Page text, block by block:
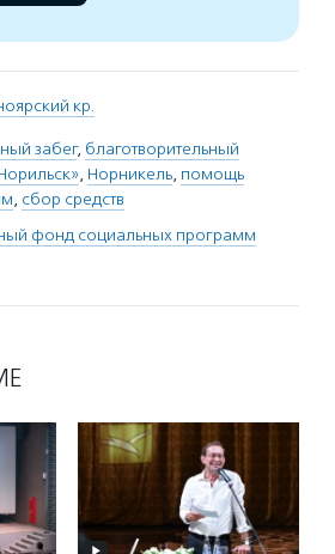
кр.
забег, благотворительный
, Норникель, помощь
, сбор средств
фонд социальных программ